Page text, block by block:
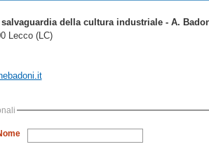
della cultura industriale - A.
Lecco (LC)